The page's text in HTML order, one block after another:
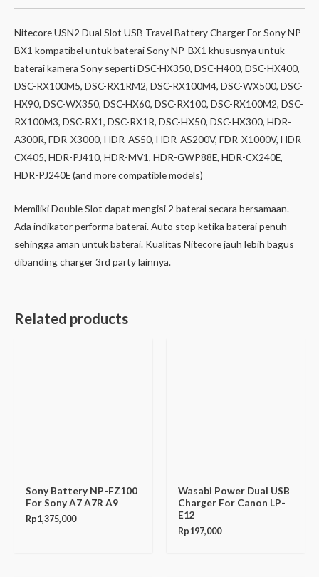
Nitecore USN2 Dual Slot USB Travel Battery Charger For Sony NP-
BX1 kompatibel untuk baterai Sony NP-BX1 khususnya untuk
baterai kamera Sony seperti DSC-HX350, DSC-H400, DSC-HX400,
DSC-RX100M5, DSC-RX1RM2, DSC-RX100M4, DSC-WX500, DSC-
HX90, DSC-WX350, DSC-HX60, DSC-RX100, DSC-RX100M2, DSC-
RX100M3, DSC-RX1, DSC-RX1R, DSC-HX50, DSC-HX300, HDR-
A300R, FDR-X3000, HDR-AS50, HDR-AS200V, FDR-X1000V, HDR-
CX405, HDR-PJ410, HDR-MV1, HDR-GWP88E, HDR-CX240E,
HDR-PJ240E (and more compatible models)
Memiliki Double Slot dapat mengisi 2 baterai secara bersamaan.
Ada indikator performa baterai. Auto stop ketika baterai penuh
sehingga aman untuk baterai. Kualitas Nitecore jauh lebih bagus
dibanding charger 3rd party lainnya.
Related products
Sony Battery NP-FZ100
For Sony A7 A7R A9
Rp1,375,000
Wasabi Power Dual USB
Charger For Canon LP-
E12
Rp197,000